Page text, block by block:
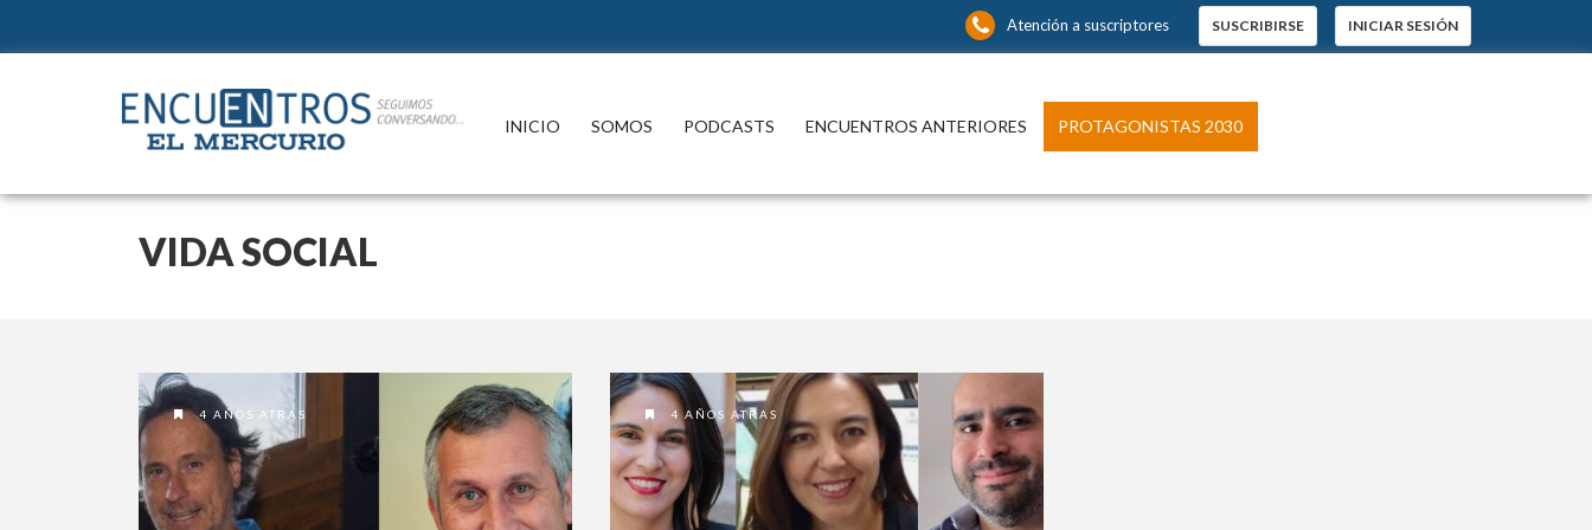
SUSCRIBIRSE INICIAR SESIÓN
Atención a suscriptores
INICIO SOMOS PODCASTS ENCUENTROS ANTERIORES PROTAGONISTAS 2030
VIDA SOCIAL
4 AÑOS ATRAS 4 AÑOS ATRAS
Suscríbase y continúe informándose sin límites. ×
de la noticia y del que hacer nacional
Si ya es suscriptor de Encuentros El
Mercurio:
Suscríbase